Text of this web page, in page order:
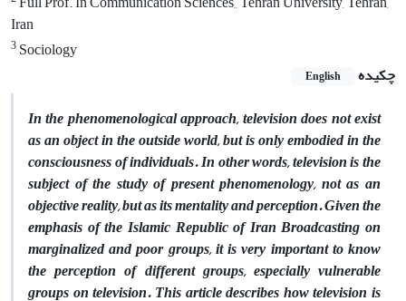
Iran
3Sociology
چکیده
English
In the phenomenological approach, television does not exist
as an object in the outside world, but is only embodied in the
consciousness of individuals. In other words, television is the
subject of the study of present phenomenology, not as an
objective reality, but as its mentality and perception. Given the
emphasis of the Islamic Republic of Iran Broadcasting on
marginalized and poor groups, it is very important to know
the perception of different groups, especially vulnerable
groups on television. This article describes how television is